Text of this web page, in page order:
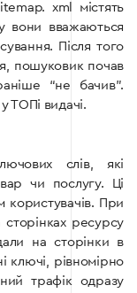
xml містять
вони вважаються
Після того
пошуковик почав
“не бачив”.
ТОПі видачі.
слів, які
чи послугу. Ці
користувачів. При
ресурсу
на сторінки в
ключі, рівномірно
трафік одразу